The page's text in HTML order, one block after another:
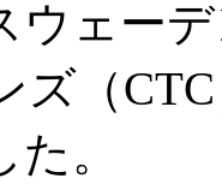
ウェー
ズ（
。